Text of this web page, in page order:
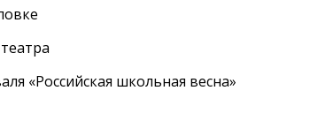
«Российская школьная весна»